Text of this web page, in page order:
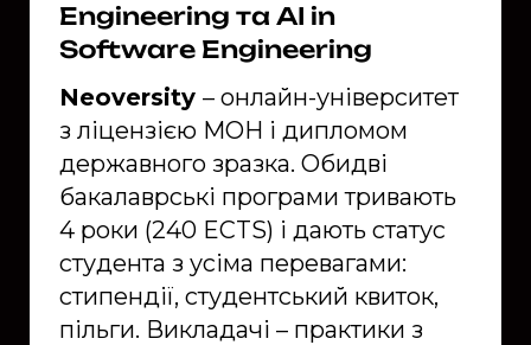
Engineering та AI in
Software Engineering
Neoversity – онлайн-університет
з ліцензією МОН і дипломом
державного зразка. Обидві
бакалаврські програми тривають
4 роки (240 ECTS) і дають статус
студента з усіма перевагами:
стипендії, студентський квиток,
пільги. Викладачі – практики з